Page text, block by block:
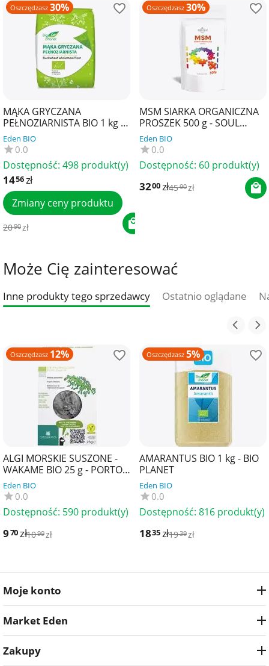
Oszczędzasz 30%
MĄKA GRYCZANA
PEŁNOZIARNISTA BIO 1 kg -
BIO PLANET
Eden BIO
0.0
Dostępność: 498 produkt(y)
1456zł
Zmiany ceny produktu
2090zł
Oszczędzasz 30%
MSM SIARKA ORGANICZNA
PROSZEK 500 g - SOUL
FARM
Eden BIO
0.0
Dostępność: 60 produkt(y)
3200zł4590zł
Może Cię zainteresować
Inne produkty tego sprzedawcy Ostatnio oglądane
Oszczędzasz 12%
ALGI MORSKIE SUSZONE -
WAKAME BIO 25 g - PORTO
MUINOS
Eden BIO
0.0
Dostępność: 590 produkt(y)
970zł1099zł
Oszczędzasz 5%
AMARANTUS BIO 1 kg - BIO
PLANET
Eden BIO
0.0
Dostępność: 816 produkt(y)
1835zł1939zł
Moje konto
Market Eden
Zakupy